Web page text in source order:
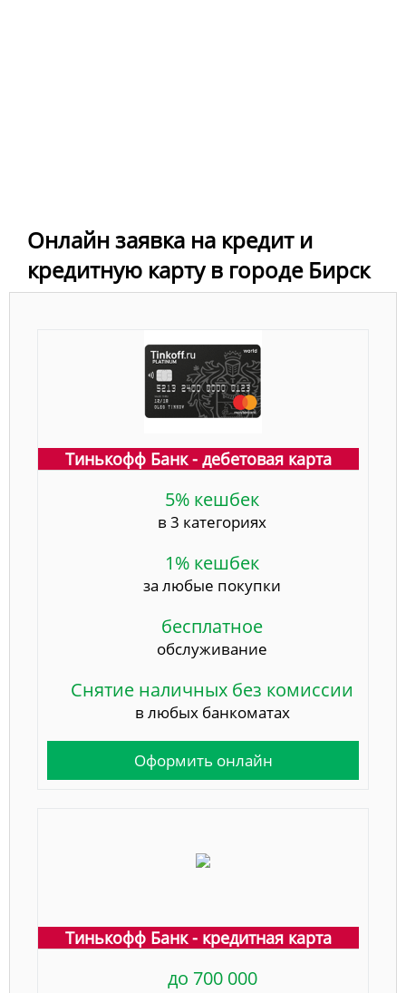
Онлайн заявка на кредит и
кредитную карту в городе Бирск
Тинькофф Банк - дебетовая карта
5% кешбек
в 3 категориях
1% кешбек
за любые покупки
бесплатное
обслуживание
Снятие наличных без комиссии
в любых банкоматах
Оформить онлайн
Тинькофф Банк - кредитная карта
до 700 000